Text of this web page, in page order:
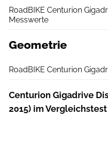
RoadBIKE Centurion
Messwerte
Geometrie
RoadBIKE Centurion
Centurion Gigadrive
2015) im Vergleichstest